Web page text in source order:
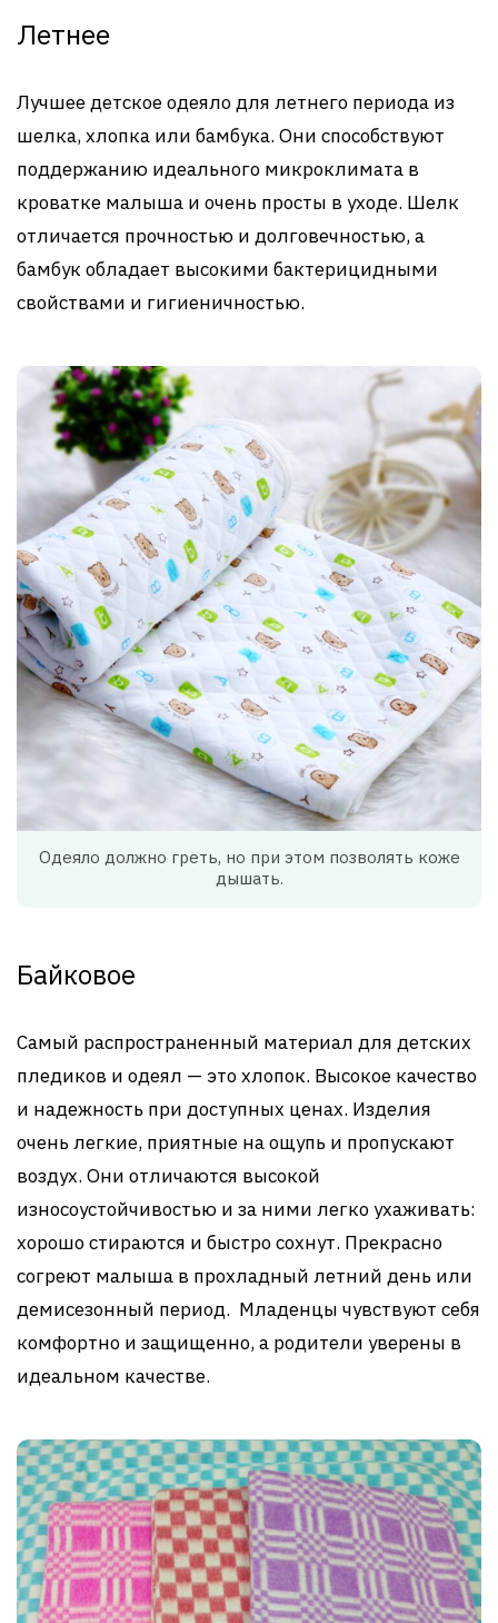
Летнее
Лучшее детское одеяло для летнего периода из
шелка, хлопка или бамбука. Они способствуют
поддержанию идеального микроклимата в
кроватке малыша и очень просты в уходе. Шелк
отличается прочностью и долговечностью, а
бамбук обладает высокими бактерицидными
свойствами и гигиеничностью.
Одеяло должно греть, но при этом позволять коже
дышать.
Байковое
Самый распространенный материал для детских
пледиков и одеял — это хлопок. Высокое качество
и надежность при доступных ценах. Изделия
очень легкие, приятные на ощупь и пропускают
воздух. Они отличаются высокой
износоустойчивостью и за ними легко ухаживать:
хорошо стираются и быстро сохнут. Прекрасно
согреют малыша в прохладный летний день или
демисезонный период. Младенцы чувствуют себя
комфортно и защищенно, а родители уверены в
идеальном качестве.